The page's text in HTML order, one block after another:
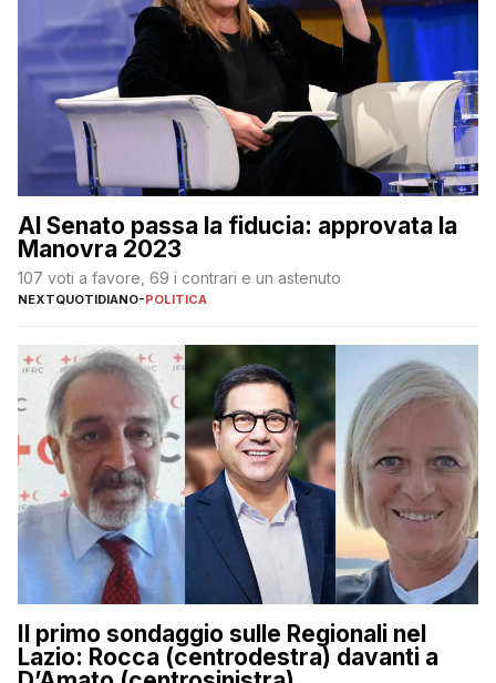
Al Senato passa la fiducia: approvata la
Manovra 2023
107 voti a favore, 69 i contrari e un astenuto
NEXTQUOTIDIANO-POLITICA
Il primo sondaggio sulle Regionali nel
Lazio: Rocca (centrodestra) davanti a